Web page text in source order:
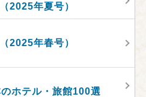
2025年夏号）
（2025年春号）
のホテル・旅館100選